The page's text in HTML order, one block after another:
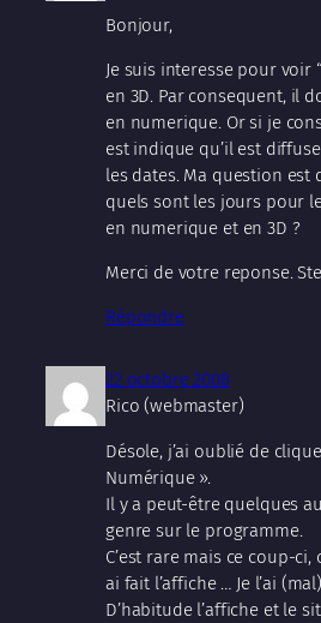
Bonjour,
Je suis interesse pour voir
en 3D. Par consequent, il
en numerique. Or si je
est indique qu’il est
les dates. Ma question est
quels sont les jours pour
en numerique et en 3D ?
Merci de votre reponse.
Répondre
22 octobre 2008
Rico (webmaster)
Désole, j’ai oublié de
Numérique ».
Il y a peut-être quelques
genre sur le programme.
C’est rare mais ce coup-ci,
ai fait l’affiche … Je l’ai
D’habitude l’affiche et le